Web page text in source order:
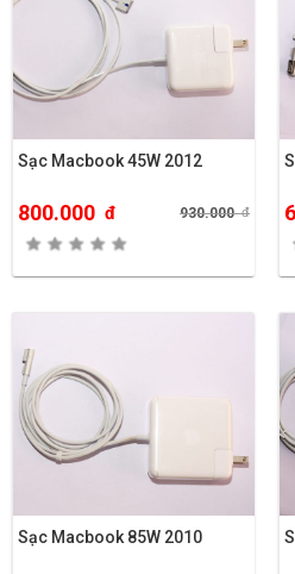
Sạc Macbook 45W 2012
800.000 đ 930.000đ
Sạc Macbook 85W 2010